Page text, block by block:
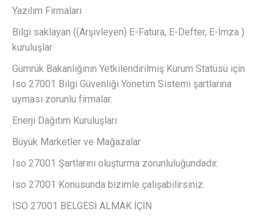
Yazılım Firmaları
Bilgi saklayan ((Arşivleyen) E-Fatura, E-Defter, E-İmza )
kuruluşlar
Gümrük Bakanlığının Yetkilendirilmiş Kurum Statüsü için
Iso 27001 Bilgi Güvenliği Yönetim Sistemi şartlarına
uyması zorunlu firmalar.
Enerji Dağıtım Kuruluşları
Büyük Marketler ve Mağazalar
Iso 27001 Şartlarını oluşturma zorunluluğundadır.
Iso 27001 Konusunda bizimle çalışabilirsiniz.
ISO 27001 BELGESİ ALMAK İÇİN